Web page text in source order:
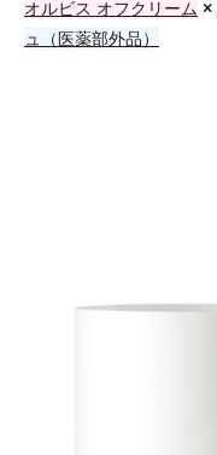
オルビス オフクリーム ×
ュ（医薬部外品）